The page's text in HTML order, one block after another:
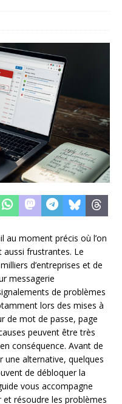
au moment précis où l’on
frustrantes. Le
d’entreprises et de
messagerie
de problèmes
lors des mises à
de mot de passe, page
peuvent être très
conséquence. Avant de
alternative, quelques
de débloquer la
vous accompagne
résoudre les problèmes